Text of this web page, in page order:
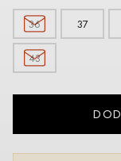
36 37
43